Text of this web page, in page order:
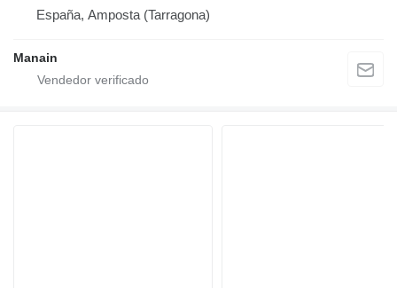
España, Amposta (Tarragona)
Manain